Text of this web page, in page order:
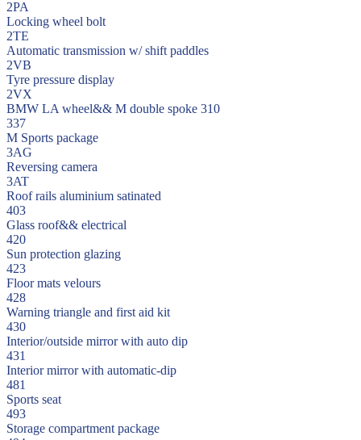
2PA
Locking wheel bolt
2TE
Automatic transmission w/ shift paddles
2VB
Tyre pressure display
2VX
BMW LA wheel&& M double spoke 310
337
M Sports package
3AG
Reversing camera
3AT
Roof rails aluminium satinated
403
Glass roof&& electrical
420
Sun protection glazing
423
Floor mats velours
428
Warning triangle and first aid kit
430
Interior/outside mirror with auto dip
431
Interior mirror with automatic-dip
481
Sports seat
493
Storage compartment package